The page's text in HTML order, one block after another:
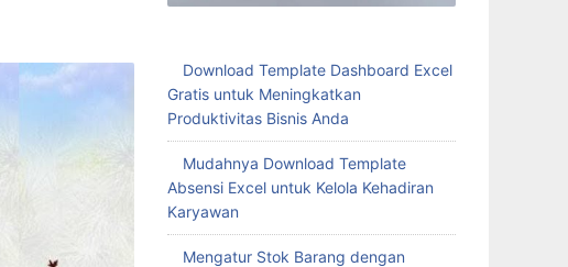
Download Template Dashboard Excel
Gratis untuk Meningkatkan
Produktivitas Bisnis Anda
Mudahnya Download Template
Absensi Excel untuk Kelola Kehadiran
Karyawan
Mengatur Stok Barang dengan